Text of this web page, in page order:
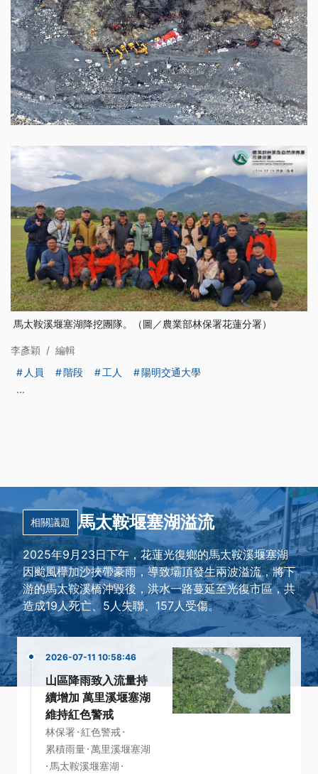
馬太鞍溪堰塞湖降挖團隊。（圖／農業部林保署花蓮分署）
李彥穎 / 編輯
人員
階段 工人
陽明交通大學
...
相關議題 馬太鞍堰塞湖溢流
2025年9月23日下午，花蓮光復鄉的馬太鞍溪堰塞湖
因颱風樺加沙挾帶豪雨，導致壩頂發生兩波溢流，將下
游的馬太鞍溪橋沖毀後，洪水一路蔓延至光復市區，共
造成19人死亡、5人失聯、157人受傷。
2026-07-11 10:58:46
山區降雨致入流量持
續增加 萬里溪堰塞湖
維持紅色警戒
林保署 ·紅色警戒·
累積雨量·萬里溪堰塞湖
· 馬太鞍溪堰塞湖 ·